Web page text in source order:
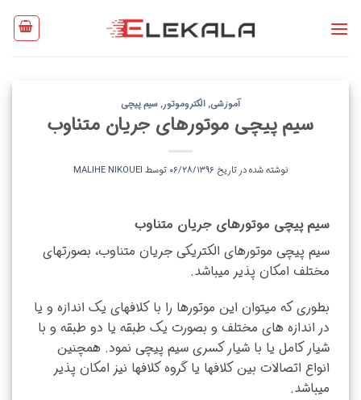
آموزشی,الکتروموتور,سیم پیچی
سیم پیچی موتورهای جریان متناوب
نوشته شده در تاریخ ۰۶/۲۸/۱۳۹۶ توسط MALIHE NIKOUEI
سیم پیچی موتورهای جریان متناوب
سیم پیچی موتورهای الکتریکی جریان متناوب، بصورتهای
مختلف امکان پذیر میباشد.
بطوری که میتوان این موتورها را با کلافهای یک اندازه و یا
در اندازه های مختلف و بصورت یک طبقه یا دو طبقه و با
شیار کامل یا با شیار کسری سیم پیچی نمود. همچنین
انواع اتصالات بین کلافها یا گروه کلافها نیز امکان پذیر
میباشد.